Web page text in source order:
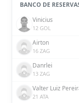
BANCO DE
Vinicius
12 GOL
Airton
16 ZAG
Danrlei
13 ZAG
21 ATA